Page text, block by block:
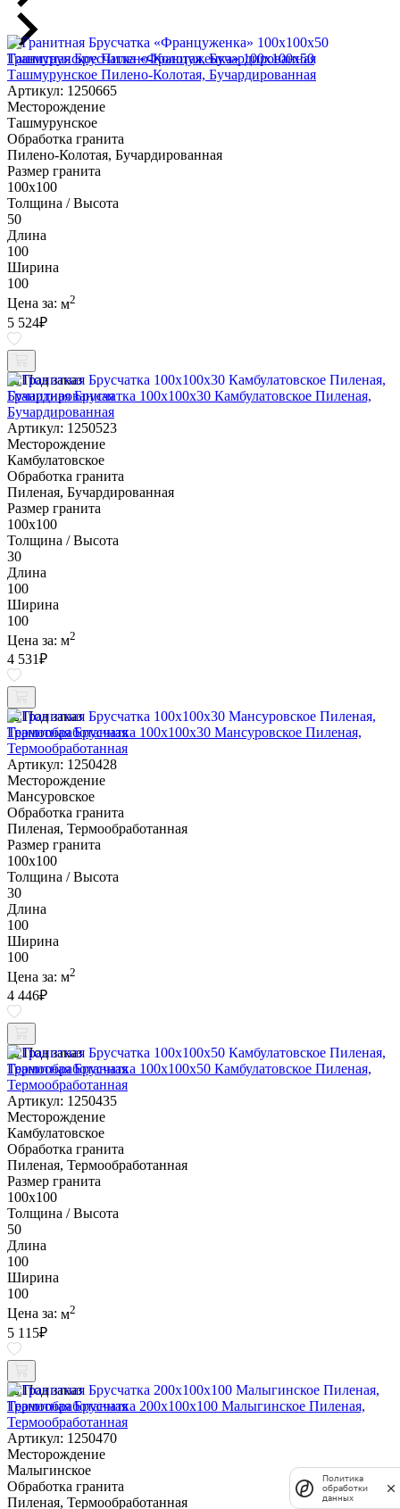
Гранитная Брусчатка «Француженка» 100х100x50
Ташмурунское Пилено-Колотая, Бучардированная
Артикул: 1250665
Месторождение
Ташмурунское
Обработка гранита
Пилено-Колотая, Бучардированная
Размер гранита
100х100
Толщина / Высота
50
Длина
100
Ширина
100
Цена за: м2
5 524₽
Под заказ
Гранитная Брусчатка 100х100x30 Камбулатовское Пиленая,
Бучардированная
Артикул: 1250523
Месторождение
Камбулатовское
Обработка гранита
Пиленая, Бучардированная
Размер гранита
100х100
Толщина / Высота
30
Длина
100
Ширина
100
Цена за: м2
4 531₽
Под заказ
Гранитная Брусчатка 100х100x30 Мансуровское Пиленая,
Термообработанная
Артикул: 1250428
Месторождение
Мансуровское
Обработка гранита
Пиленая, Термообработанная
Размер гранита
100х100
Толщина / Высота
30
Длина
100
Ширина
100
Цена за: м2
4 446₽
Под заказ
Гранитная Брусчатка 100х100x50 Камбулатовское Пиленая,
Термообработанная
Артикул: 1250435
Месторождение
Камбулатовское
Обработка гранита
Пиленая, Термообработанная
Размер гранита
100х100
Толщина / Высота
50
Длина
100
Ширина
100
Цена за: м2
5 115₽
Под заказ
Гранитная Брусчатка 200х100x100 Малыгинское Пиленая,
Термообработанная
Артикул: 1250470
Месторождение
Малыгинское
Обработка гранита
Пиленая, Термообработанная
Политика
обработки
данных